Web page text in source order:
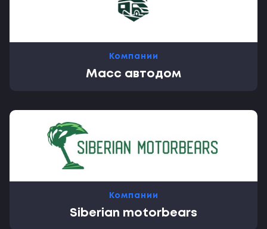
Компании
Масс автодом
Компании
Siberian motorbears